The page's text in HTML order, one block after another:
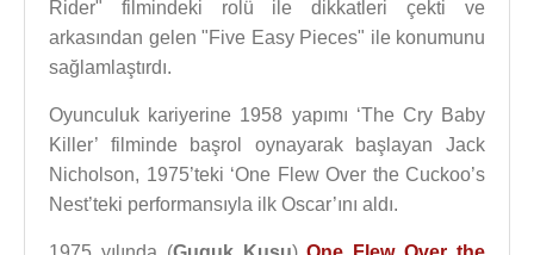
Rider" filmindeki rolü ile dikkatleri çekti ve
arkasından gelen "Five Easy Pieces" ile konumunu
sağlamlaştırdı.
Oyunculuk kariyerine 1958 yapımı ‘The Cry Baby
Killer’ filminde başrol oynayarak başlayan Jack
Nicholson, 1975’teki ‘One Flew Over the Cuckoo’s
Nest’teki performansıyla ilk Oscar’ını aldı.